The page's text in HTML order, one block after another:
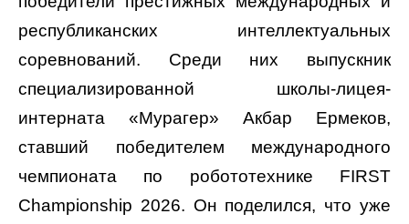
республиканских интеллектуальных
соревнований. Среди них выпускник
специализированной школы-лицея-
интерната «Мурагер» Акбар Ермеков,
ставший победителем международного
чемпионата по робототехнике FIRST
Championship 2026. Он поделился, что уже